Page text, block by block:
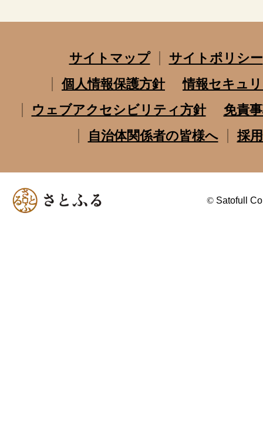
サイトマップ
サイトポリシー
個人情報保護方針
情報セキュ
ウェブアクセシビリティ方針
免責
自治体関係者の皆様へ
採
© Satofull